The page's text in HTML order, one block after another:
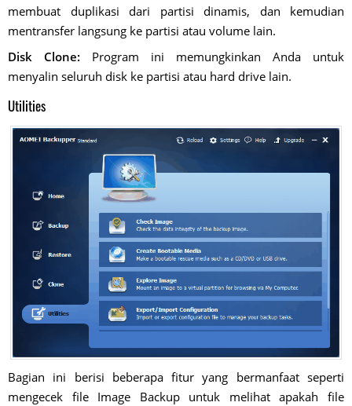
membuat duplikasi dari partisi dinamis, dan kemudian
mentransfer langsung ke partisi atau volume lain.
Disk Clone: Program ini memungkinkan Anda untuk
menyalin seluruh disk ke partisi atau hard drive lain.
Utilities
Bagian ini berisi beberapa fitur yang bermanfaat seperti
mengecek file Image Backup untuk melihat apakah file